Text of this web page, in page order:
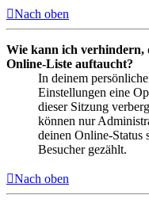
Nach oben
Wie kann ich verhindern,
Online-Liste auftaucht?
In deinem
Einstellungen eine
dieser Sitzung
können nur
deinen Online-Status
Besucher gezählt.
Nach oben